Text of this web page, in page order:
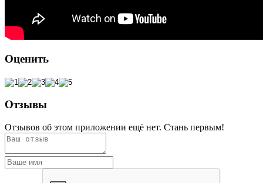
Оценить
Отзывы
Отзывов об этом приложении ещё нет. Стань первым!